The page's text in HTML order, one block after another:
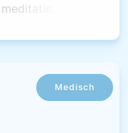
Medisch